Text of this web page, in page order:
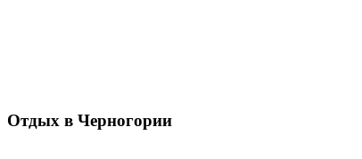
Отдых в Черногории